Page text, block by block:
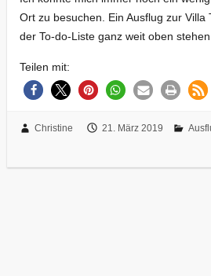
Ort zu besuchen. Ein Ausflug zur
der To-do-Liste ganz weit oben
Teilen mit:
Christine 21. März 2019